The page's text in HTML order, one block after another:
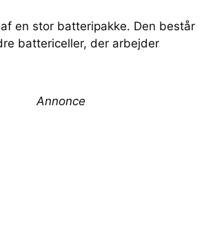
en stor batteripakke. Den består
battericeller, der arbejder
Annonce